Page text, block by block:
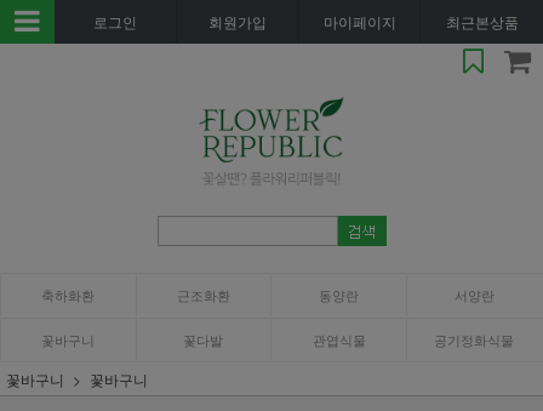
로그인 회원가입 마이페이지 최근본상품
축하화환 근조화환 동양란 서양란
꽃바구니 꽃다발 관엽식물 공기정화식물
꽃바구니 꽃바구니